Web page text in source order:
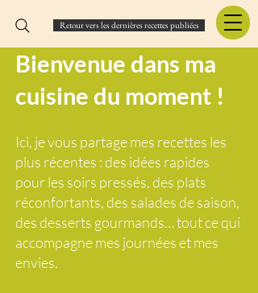
Retour vers les dernières recettes publiées
Bienvenue dans ma
cuisine du moment !
Ici, je vous partage mes recettes les
plus récentes : des idées rapides
pour les soirs pressés, des plats
réconfortants, des salades de saison,
des desserts gourmands… tout ce qui
accompagne mes journées et mes
envies.